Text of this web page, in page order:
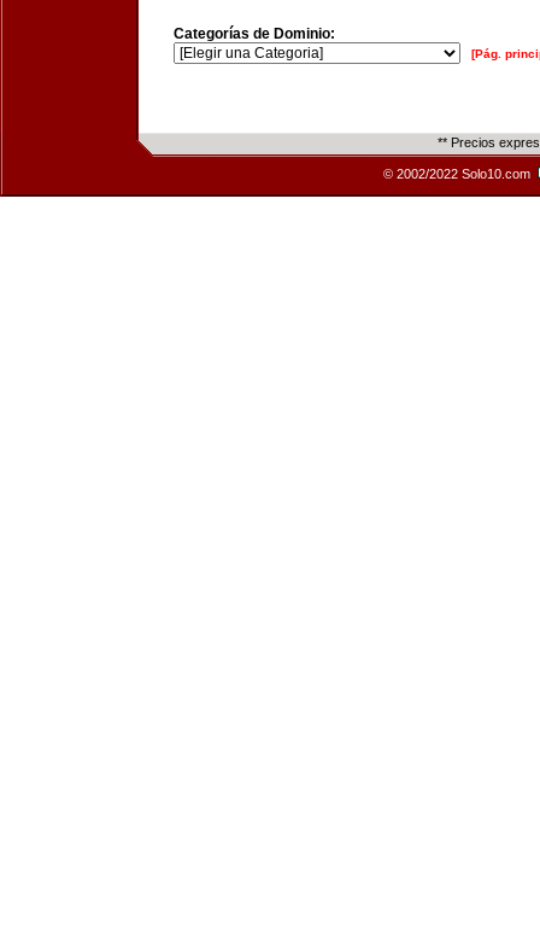
Categorías de Dominio:
[Pág.
** Precios
© 2002/2022 Solo10.com